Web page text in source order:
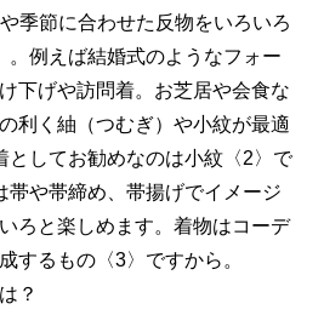
季節に合わせた反物をいろいろ
。例えば結婚式のようなフォー
下げや訪問着。お芝居や会食な
利く紬（つむぎ）や小紋が最適
としてお勧めなのは小紋〈2〉で
帯や帯締め、帯揚げでイメージ
ろと楽しめます。着物はコーデ
するもの〈3〉ですから。
？